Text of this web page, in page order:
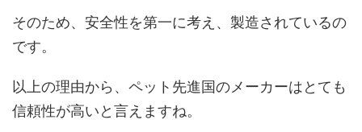
そのため、安全性を第一に考え、製造されているの
です。
以上の理由から、ペット先進国のメーカーはとても
信頼性が高いと言えますね。